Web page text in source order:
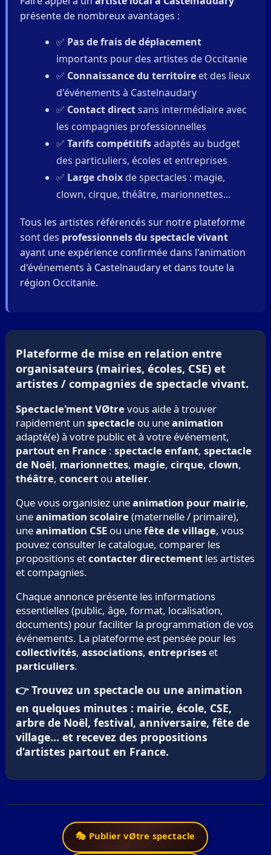
présente de nombreux avantages :
✅ Pas de frais de déplacement
importants pour des artistes de Occitanie
✅ Connaissance du territoireet des lieux
d'événements à Castelnaudary
✅ Contact directsans intermédiaire avec
les compagnies professionnelles
✅ Tarifs compétitifsadaptés au budget
des particuliers, écoles et entreprises
✅ Large choixde spectacles : magie,
clown, cirque, théâtre, marionnettes...
Tous les artistes référencés sur notre plateforme
sont des professionnels du spectacle vivant
ayant une expérience confirmée dans l'animation
d'événements à Castelnaudary et dans toute la
région Occitanie.
Plateforme de mise en relation entre
organisateurs (mairies, écoles, CSE) et
artistes / compagnies de spectacle vivant.
Spectacle'ment VØtrevous aide à trouver
rapidement un spectacleou uneanimation
adapté(e) à votre public et à votre événement,
partout en France: spectacle enfant, spectacle
de Noël, marionnettes, magie, cirque, clown,
théâtre, concertou atelier.
Que vous organisiez uneanimation pour mairie,
uneanimation scolaire(maternelle / primaire),
uneanimation CSEou unefête de village, vous
pouvez consulter le catalogue, comparer les
propositions etcontacter directementles artistes
et compagnies.
Chaque annonce présente les informations
essentielles (public, âge, format, localisation,
documents) pour faciliter la programmation de vos
événements. La plateforme est pensée pour les
collectivités, associations, entrepriseset
particuliers.
👉 Trouvez un spectacle ou une animation
en quelques minutes : mairie, école, CSE,
arbre de Noël, festival, anniversaire, fête de
village… et recevez des propositions
d’artistes partout en France.
🎭 Publier vØtre spectacle